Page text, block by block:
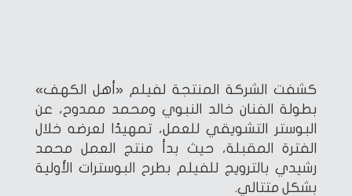
كشفت الشركة المنتجة لفيلم «أهل الكهف»
بطولة الفنان خالد النبوي ومحمد ممدوح، عن
البوستر التشويقي للعمل، تمهيدًا لعرضه خلال
الفترة المقبلة، حيث بدأ منتج العمل محمد
رشيدي بالترويج للفيلم بطرح البوسترات الأولية
بشكل متتالي.